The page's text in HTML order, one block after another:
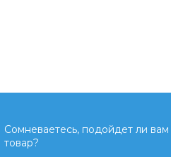
Сомневаетесь, подойдет ли вам
товар?